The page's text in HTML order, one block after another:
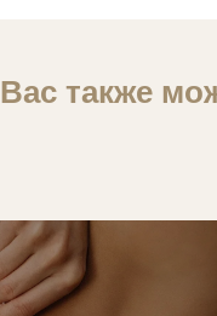
Вас также